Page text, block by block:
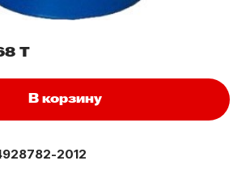
Т
В корзину
2012